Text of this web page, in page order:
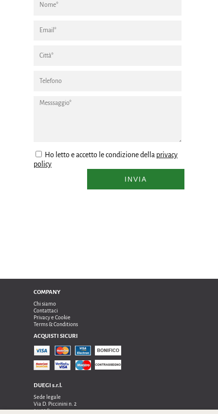
Ho letto e accetto le condizione della privacy
policy
INVIA
COMPANY
Chi siamo
Contattaci
Privacy e Cookie
Terms & Conditions
ACQUISTI SICURI
DUEGI s.r.l.
Sede legale
Via D. Piccinini n. 2
24122 Bergamo